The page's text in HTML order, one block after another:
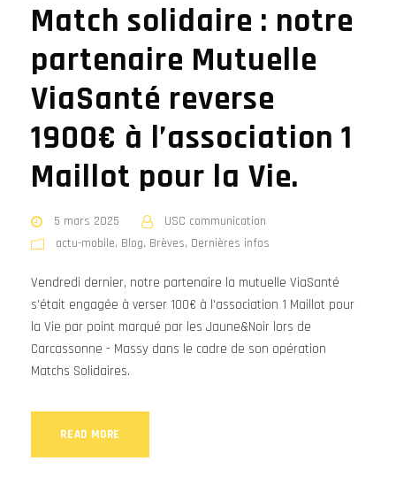
Match solidaire : notre
partenaire Mutuelle
ViaSanté reverse
1900€ à l’association 1
Maillot pour la Vie.
5 mars 2025
USC communication
actu-mobile, Blog, Brèves, Dernières infos
Vendredi dernier, notre partenaire la mutuelle ViaSanté
s'était engagée à verser 100€ à l'association 1 Maillot pour
la Vie par point marqué par les Jaune&Noir lors de
Carcassonne - Massy dans le cadre de son opération
Matchs Solidaires.
READ MORE